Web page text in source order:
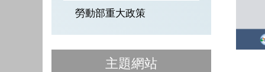
勞動部重大政策
主題網站